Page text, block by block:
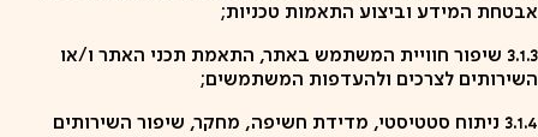
אבטחת המידע וביצוע התאמות טכניות;
3.1.3 שיפור חוויית המשתמש באתר, התאמת תכני האתר ו/או
השירותים לצרכים ולהעדפות המשתמשים;
3.1.4 ניתוח סטטיסטי, מדידת חשיפה, מחקר, שיפור השירותים